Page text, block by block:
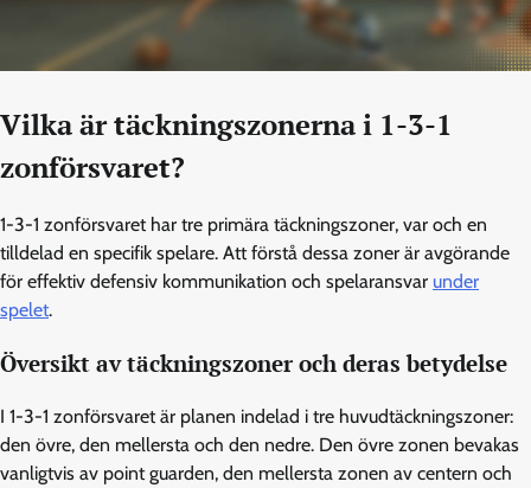
Vilka är täckningszonerna i 1-3-1
zonförsvaret?
1-3-1 zonförsvaret har tre primära täckningszoner, var och en
tilldelad en specifik spelare. Att förstå dessa zoner är avgörande
för effektiv defensiv kommunikation och spelaransvar under
spelet.
Översikt av täckningszoner och deras betydelse
I 1-3-1 zonförsvaret är planen indelad i tre huvudtäckningszoner:
den övre, den mellersta och den nedre. Den övre zonen bevakas
vanligtvis av point guarden, den mellersta zonen av centern och